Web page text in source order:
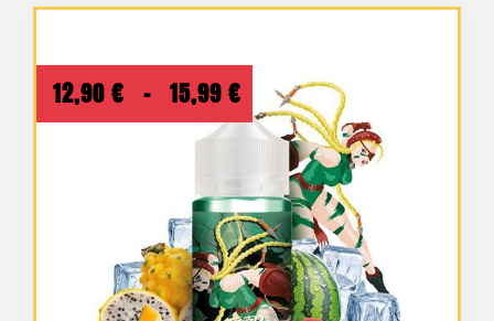
12,90 € – 15,99 €
Plage
de
prix :
12,90 €
à
15,99 €